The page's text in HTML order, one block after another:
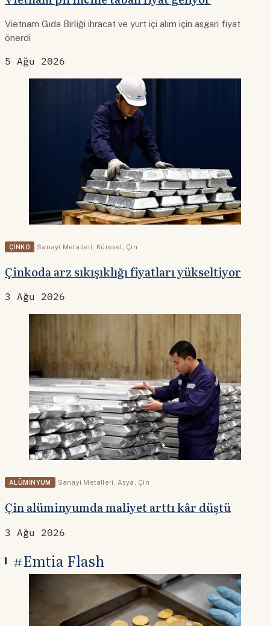
Vietnam Gıda Birliği ihracat ve yurt içi alım için asgari fiyat
önerdi
5 Ağu 2026
ÇINKO Sanayi Metalleri Küresel Çin
Çinkoda arz sıkışıklığı fiyatları yükseltiyor
3 Ağu 2026
ALÜMINYUM Sanayi Metalleri Asya Çin
Çin alüminyumda maliyet arttı kâr düştü
3 Ağu 2026
#Emtia Flash